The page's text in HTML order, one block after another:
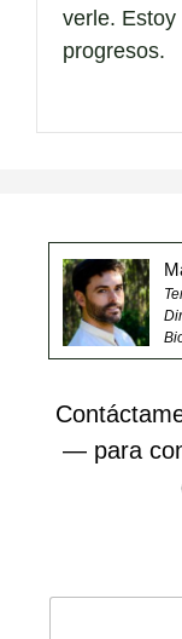
verle.
progresos.
— para